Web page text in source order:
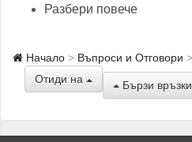
Разбери повече
Начало Въпроси и Отговори
Отиди на
Бързи връзки